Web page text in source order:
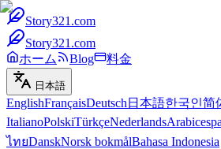
Story321.com
Story321.com
ホーム
Blog 料金
日本語
EnglishFrançaisDeutsch 日本語한국인简
ItalianoPolskiTürkçeNederlandsArabic
ไทยDanskNorsk bokmålBahasa Indonesia